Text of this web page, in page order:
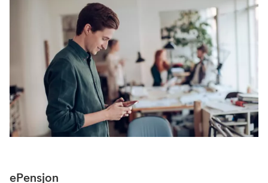
ePensjon